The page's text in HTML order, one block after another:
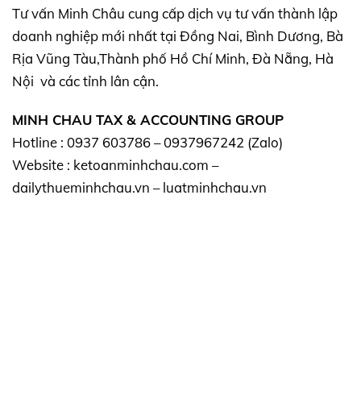
Tư vấn Minh Châu cung cấp dịch vụ tư vấn thành lập
doanh nghiệp mới nhất tại Đồng Nai, Bình Dương, Bà
Rịa Vũng Tàu,Thành phố Hồ Chí Minh, Đà Nẵng, Hà
Nội và các tỉnh lân cận.
MINH CHAU TAX & ACCOUNTING GROUP
Hotline : 0937 603786 – 0937967242 (Zalo)
Website : ketoanminhchau.com –
dailythueminhchau.vn – luatminhchau.vn